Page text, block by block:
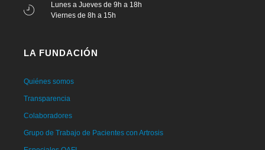
Lunes a Jueves de 9h a 18h
Viernes de 8h a 15h
LA FUNDACIÓN
Quiénes somos
Transparencia
Colaboradores
Grupo de Trabajo de Pacientes con Artrosis